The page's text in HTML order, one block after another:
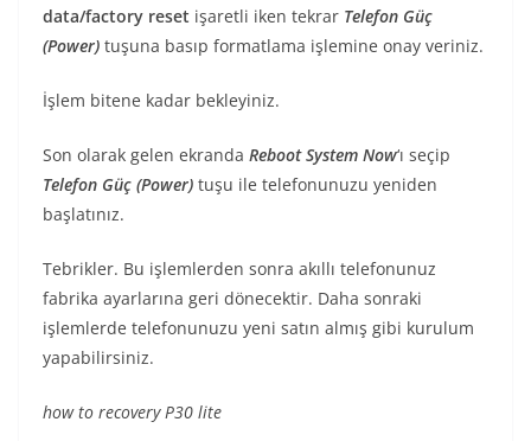
data/factory reset işaretli iken tekrar Telefon Güç
(Power) tuşuna basıp formatlama işlemine onay veriniz.
İşlem bitene kadar bekleyiniz.
Son olarak gelen ekranda Reboot System Now‘ı seçip
Telefon Güç (Power) tuşu ile telefonunuzu yeniden
başlatınız.
Tebrikler. Bu işlemlerden sonra akıllı telefonunuz
fabrika ayarlarına geri dönecektir. Daha sonraki
işlemlerde telefonunuzu yeni satın almış gibi kurulum
yapabilirsiniz.
how to recovery P30 lite